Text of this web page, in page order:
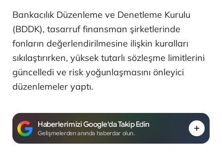
Bankacılık Düzenleme ve Denetleme Kurulu
(BDDK), tasarruf finansman şirketlerinde
fonların değerlendirilmesine ilişkin kuralları
sıkılaştırırken, yüksek tutarlı sözleşme limitlerini
güncelledi ve risk yoğunlaşmasını önleyici
düzenlemeler yaptı.
Haberlerimizi Google'da Takip Edin
Gelişmelerden anında haberdar olun.